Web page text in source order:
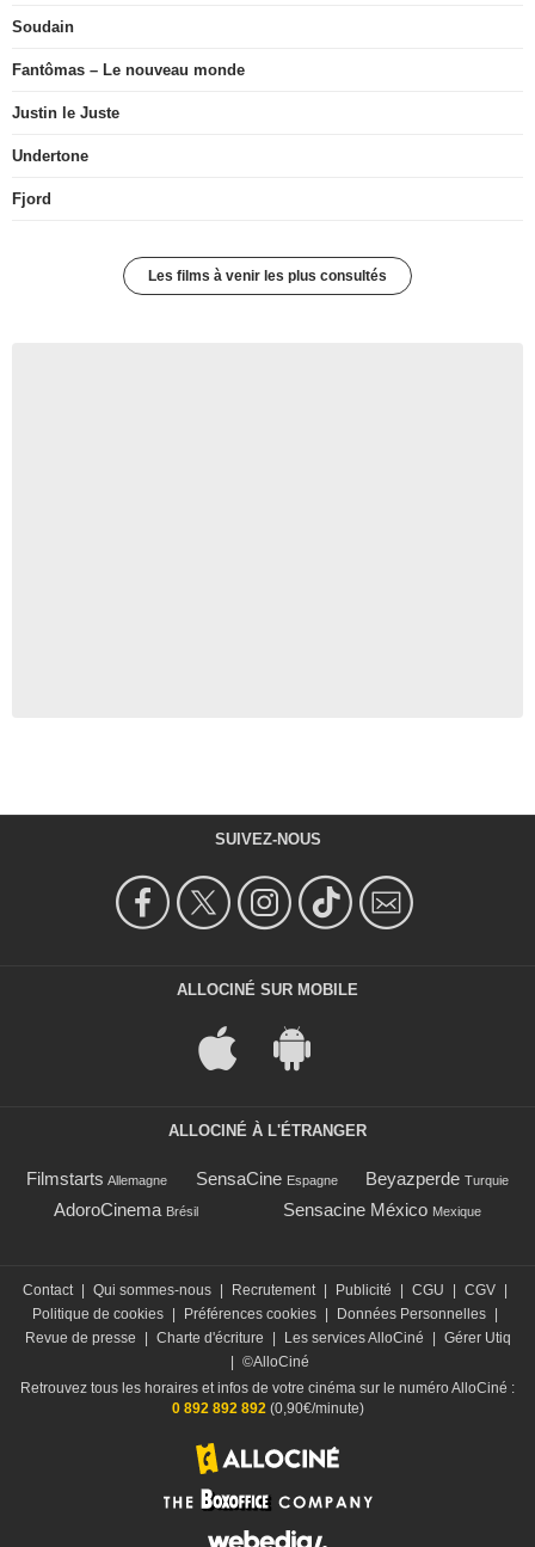
Soudain
Fantômas – Le nouveau monde
Justin le Juste
Undertone
Fjord
Les films à venir les plus consultés
SUIVEZ-NOUS
ALLOCINÉ SUR MOBILE
ALLOCINÉ À L'ÉTRANGER
Filmstarts Allemagne SensaCine Espagne Beyazperde Turquie
AdoroCinema Brésil Sensacine México Mexique
Contact Qui sommes-nous Recrutement Publicité CGU CGV
Politique de cookies
Préférences cookies Données Personnelles
Revue de presse
Charte d'écriture Les services AlloCiné
Gérer Utiq
©AlloCiné
Retrouvez tous les horaires et infos de votre cinéma sur le numéro AlloCiné :
0 892 892 892(0,90€/minute)